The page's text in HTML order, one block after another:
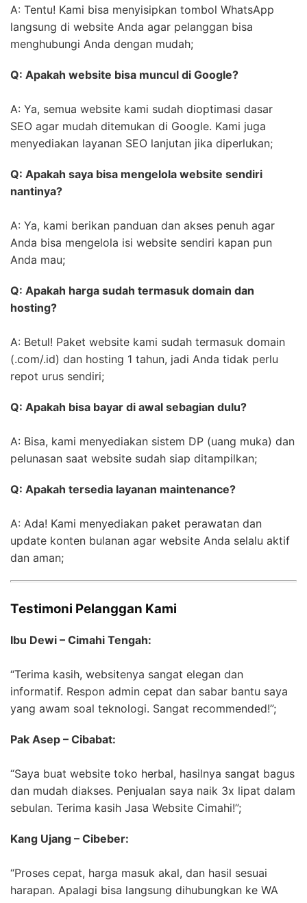
A: Tentu! Kami bisa menyisipkan tombol WhatsApp
langsung di website Anda agar pelanggan bisa
menghubungi Anda dengan mudah;
Q: Apakah website bisa muncul di Google?
A: Ya, semua website kami sudah dioptimasi dasar
SEO agar mudah ditemukan di Google. Kami juga
menyediakan layanan SEO lanjutan jika diperlukan;
Q: Apakah saya bisa mengelola website sendiri
nantinya?
A: Ya, kami berikan panduan dan akses penuh agar
Anda bisa mengelola isi website sendiri kapan pun
Anda mau;
Q: Apakah harga sudah termasuk domain dan
hosting?
A: Betul! Paket website kami sudah termasuk domain
(.com/.id) dan hosting 1 tahun, jadi Anda tidak perlu
repot urus sendiri;
Q: Apakah bisa bayar di awal sebagian dulu?
A: Bisa, kami menyediakan sistem DP (uang muka) dan
pelunasan saat website sudah siap ditampilkan;
Q: Apakah tersedia layanan maintenance?
A: Ada! Kami menyediakan paket perawatan dan
update konten bulanan agar website Anda selalu aktif
dan aman;
Testimoni Pelanggan Kami
Ibu Dewi – Cimahi Tengah:
“Terima kasih, websitenya sangat elegan dan
informatif. Respon admin cepat dan sabar bantu saya
yang awam soal teknologi. Sangat recommended!”;
Pak Asep – Cibabat:
“Saya buat website toko herbal, hasilnya sangat bagus
dan mudah diakses. Penjualan saya naik 3x lipat dalam
sebulan. Terima kasih Jasa Website Cimahi!”;
Kang Ujang – Cibeber:
“Proses cepat, harga masuk akal, dan hasil sesuai
harapan. Apalagi bisa langsung dihubungkan ke WA